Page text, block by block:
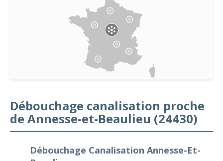
Débouchage canalisation proche
de Annesse-et-Beaulieu (24430)
Débouchage Canalisation Annesse-Et-